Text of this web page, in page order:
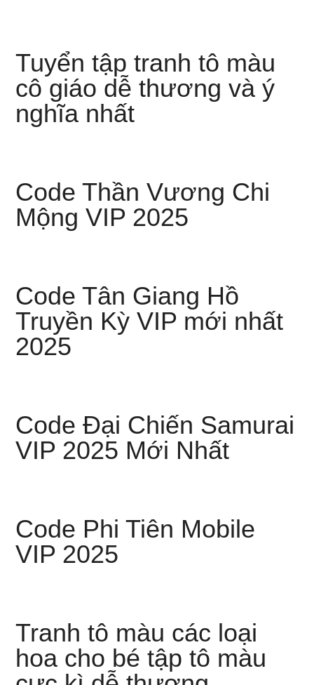
Tuyển tập tranh tô màu
cô giáo dễ thương và ý
nghĩa nhất
Code Thần Vương Chi
Mộng VIP 2025
Code Tân Giang Hồ
Truyền Kỳ VIP mới nhất
2025
Code Đại Chiến Samurai
VIP 2025 Mới Nhất
Code Phi Tiên Mobile
VIP 2025
Tranh tô màu các loại
hoa cho bé tập tô màu